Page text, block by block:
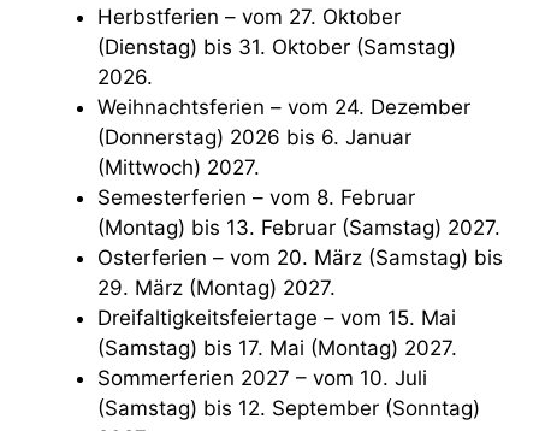
Herbstferien – vom 27. Oktober
(Dienstag) bis 31. Oktober (Samstag)
2026.
Weihnachtsferien – vom 24. Dezember
(Donnerstag) 2026 bis 6. Januar
(Mittwoch) 2027.
Semesterferien – vom 8. Februar
(Montag) bis 13. Februar (Samstag) 2027.
Osterferien – vom 20. März (Samstag) bis
29. März (Montag) 2027.
Dreifaltigkeitsfeiertage – vom 15. Mai
(Samstag) bis 17. Mai (Montag) 2027.
Sommerferien 2027 – vom 10. Juli
(Samstag) bis 12. September (Sonntag)